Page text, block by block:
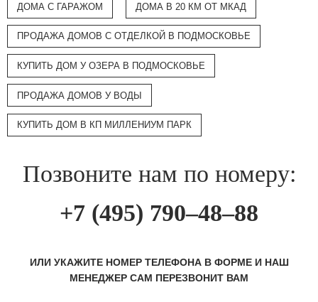
ДОМА С ГАРАЖОМ ДОМА В 20 КМ ОТ МКАД
ПРОДАЖА ДОМОВ С ОТДЕЛКОЙ В ПОДМОСКОВЬЕ
КУПИТЬ ДОМ У ОЗЕРА В ПОДМОСКОВЬЕ
ПРОДАЖА ДОМОВ У ВОДЫ
КУПИТЬ ДОМ В КП МИЛЛЕНИУМ ПАРК
Позвоните нам по номеру:
+7 (495) 790–48–88
ИЛИ УКАЖИТЕ НОМЕР ТЕЛЕФОНА В ФОРМЕ И НАШ
МЕНЕДЖЕР САМ ПЕРЕЗВОНИТ ВАМ